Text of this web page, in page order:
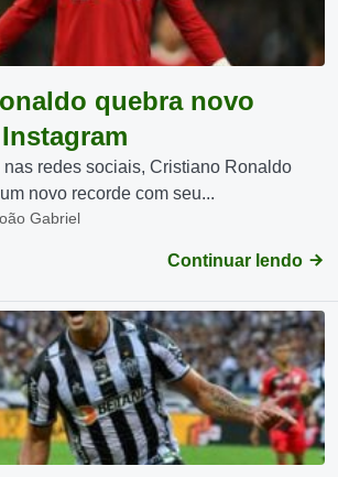
quebra novo
nas redes sociais, Cristiano Ronaldo
novo recorde com seu...
Gabriel
Continuar lendo